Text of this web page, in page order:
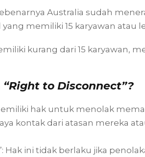
Australia sudah
memiliki 15 karyawan atau
kurang dari 15 karyawan,
“Right to Disconnect”?
hak untuk menolak
kontak dari atasan mereka
Hak ini tidak berlaku jika